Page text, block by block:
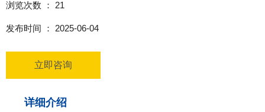
浏览次数 ： 21
发布时间 ： 2025-06-04
立即咨询
详细介绍